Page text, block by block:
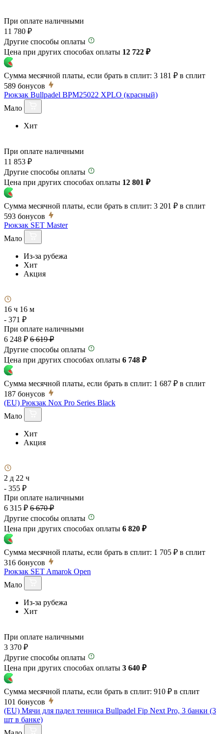
При оплате наличными
11 780 ₽
Другие способы оплаты
Цена при других способах оплаты 12 722 ₽
Сумма месячной платы, если брать в сплит: 3 181 ₽ в сплит
589 бонусов
Рюкзак Bullpadel BPM25022 XPLO (красный)
Мало
Хит
При оплате наличными
11 853 ₽
Другие способы оплаты
Цена при других способах оплаты 12 801 ₽
Сумма месячной платы, если брать в сплит: 3 201 ₽ в сплит
593 бонусов
Рюкзак SET Master
Мало
Из-за рубежа
Хит
Акция
16 ч 16 м
- 371 ₽
При оплате наличными
6 248 ₽ 6 619 ₽
Другие способы оплаты
Цена при других способах оплаты 6 748 ₽
Сумма месячной платы, если брать в сплит: 1 687 ₽ в сплит
187 бонусов
(EU) Рюкзак Nox Pro Series Black
Мало
Хит
Акция
2 д 22 ч
- 355 ₽
При оплате наличными
6 315 ₽ 6 670 ₽
Другие способы оплаты
Цена при других способах оплаты 6 820 ₽
Сумма месячной платы, если брать в сплит: 1 705 ₽ в сплит
316 бонусов
Рюкзак SET Amarok Open
Мало
Из-за рубежа
Хит
При оплате наличными
3 370 ₽
Другие способы оплаты
Цена при других способах оплаты 3 640 ₽
Сумма месячной платы, если брать в сплит: 910 ₽ в сплит
101 бонусов
(EU) Мячи для падел тенниса Bullpadel Fip Next Pro, 3 банки (3
шт в банке)